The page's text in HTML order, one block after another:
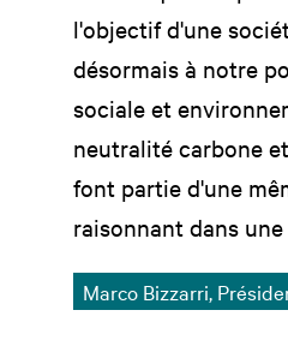
l'objectif d'une
désormais à notre
sociale et
neutralité carbone
font partie d'une
raisonnant dans
Marco Bizzarri,